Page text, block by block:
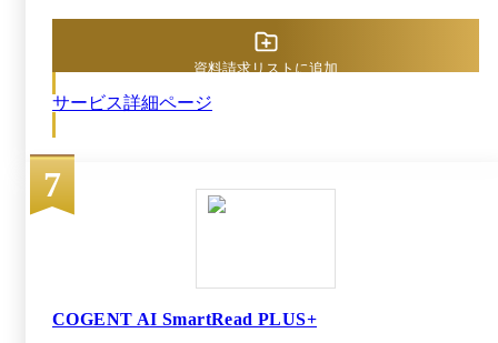
す。取引先ごとに自動でデータを振り分けてワンクリ
ックで送付できるため、従来の印刷や郵送作業を大幅
票の送付作業はクラウド上で完結し、従来必要だった
括受信し、AI-OCRでデータ化してオンラインで一元
管理できる機能が備わっていることも特徴です。 マ
ネーフォワード クラウドインボイスは電子帳簿保存
法やインボイス制度にももちろん対応しており、法令
大きく変更せずに導入できる点も魅力です。
サービス詳細ページ
資料請求リストに追加
7
COGENT AI SmartRead PLUS+